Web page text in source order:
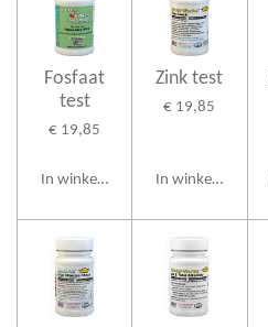
Fosfaat
test
€ 19,85
In winkelwagen
Zink test
€ 19,85
In winkelwagen